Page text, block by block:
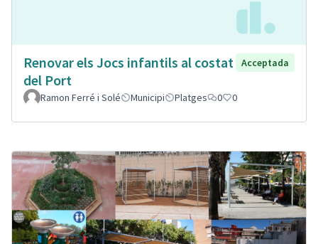
Renovar els Jocs infantils al costat
del Port
Acceptada
Ramon Ferré i Solé Municipi Platges 0 0